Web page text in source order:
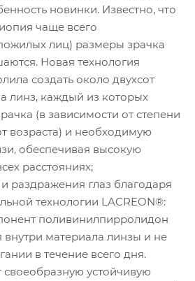
новинки. Известно, что
чаще всего
лиц) размеры зрачка
Новая технология
создать около двухсот
линз, каждый из которых
(в зависимости от степени
возраста) и необходимую
обеспечивая высокую
расстояниях;
раздражения глаз благодаря
технологии LACREON®:
поливинилпирролидон
внутри материала линзы и не
в течение всего дня.
своеобразную устойчивую